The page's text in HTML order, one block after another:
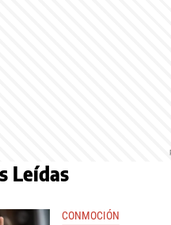
Leídas
CONMOCIÓN